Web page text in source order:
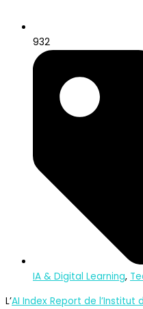
932
IA & Digital Learning,
L’AI Index Report de l’Institut